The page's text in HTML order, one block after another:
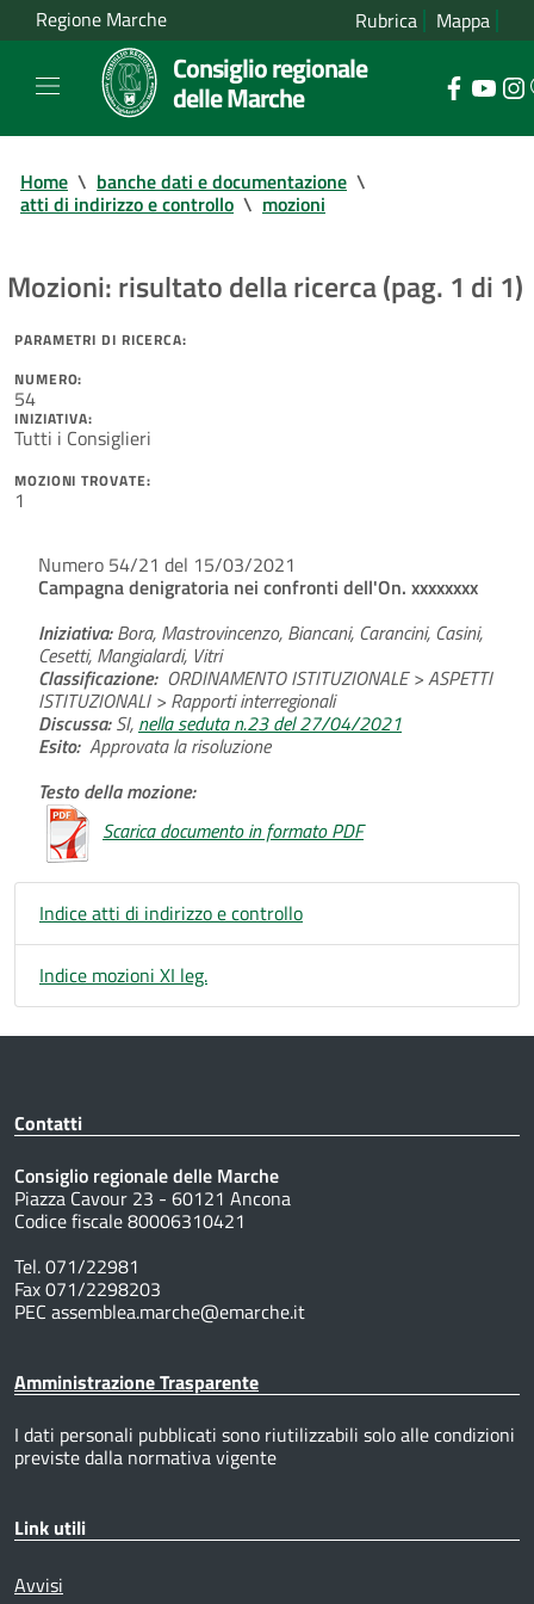
Regione Marche Rubrica Mappa
Consiglio regionale
delle Marche
Home \ banche dati e documentazione \
atti di indirizzo e controllo \ mozioni
Mozioni: risultato della ricerca (pag. 1 di 1)
PARAMETRI DI RICERCA:
NUMERO:
54
INIZIATIVA:
Tutti i Consiglieri
MOZIONI TROVATE:
1
Numero 54/21 del 15/03/2021
Campagna denigratoria nei confronti dell'On. xxxxxxxx
Iniziativa:Bora, Mastrovincenzo, Biancani, Carancini, Casini,
Cesetti, Mangialardi, Vitri
Classificazione: ORDINAMENTO ISTITUZIONALE > ASPETTI
ISTITUZIONALI > Rapporti interregionali
Discussa:SI, nella seduta n.23 del 27/04/2021
Esito: Approvata la risoluzione
Testo della mozione:
Scarica documento in formato PDF
Indice atti di indirizzo e controllo
Indice mozioni XI leg.
Contatti
Consiglio regionale delle Marche
Piazza Cavour 23 - 60121 Ancona
Codice fiscale 80006310421
Tel. 071/22981
Fax 071/2298203
PEC assemblea.marche@emarche.it
Amministrazione Trasparente
I dati personali pubblicati sono riutilizzabili solo alle condizioni
previste dalla normativa vigente
Link utili
Avvisi